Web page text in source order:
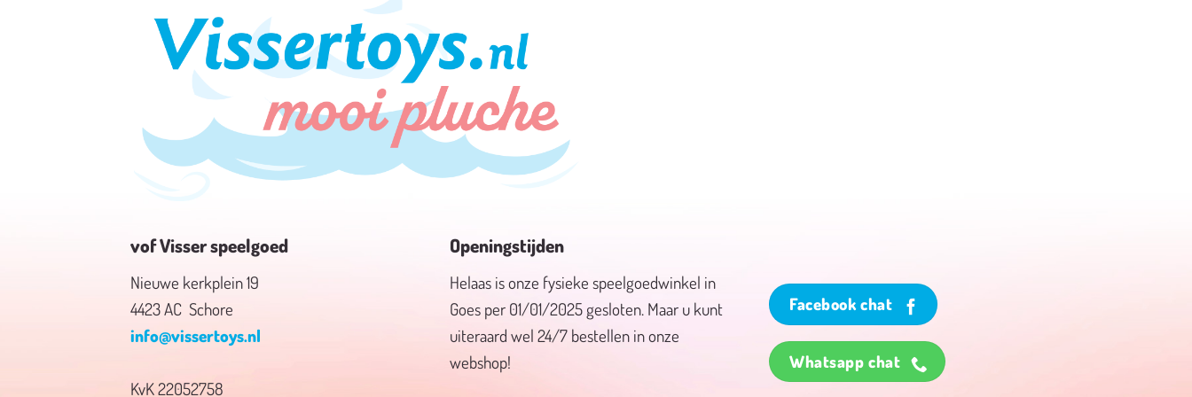
vof Visser speelgoed
Nieuwe kerkplein 19
4423 AC Schore
info@vissertoys.nl
KvK 22052758
Openingstijden
Helaas is onze fysieke speelgoedwinkel in
Goes per 01/01/2025 gesloten. Maar u kunt
uiteraard wel 24/7 bestellen in onze
webshop!
Facebook chat
Whatsapp chat